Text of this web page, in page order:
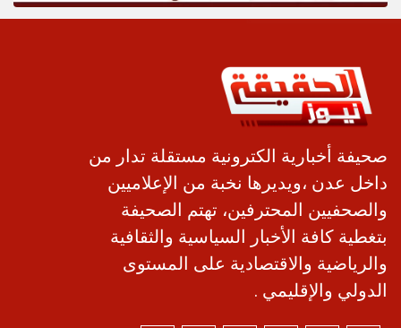
صحيفة أخبارية الكترونية مستقلة تدار من
داخل عدن ،ويديرها نخبة من الإعلاميين
والصحفيين المحترفين، تهتم الصحيفة
بتغطية كافة الأخبار السياسية والثقافية
والرياضية والاقتصادية على المستوى
الدولي والإقليمي .